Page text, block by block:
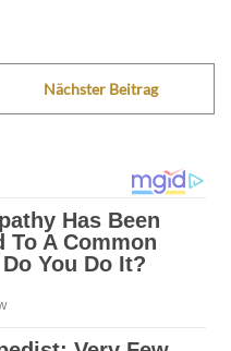
Nächster Beitrag